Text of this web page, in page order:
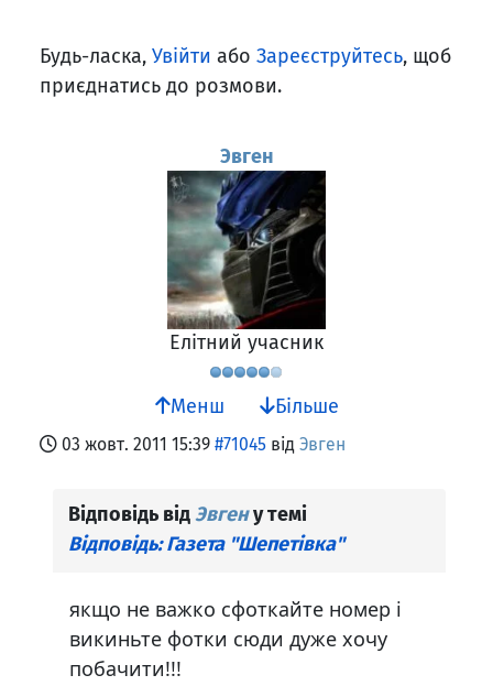
Будь-ласка, Увійти або Зареєструйтесь, щоб
приєднатись до розмови.
Эвген
Елітний учасник
Менш Більше
03 жовт. 2011 15:39 #71045 від Эвген
Відповідь відЭвгену темі
Відповідь: Газета "Шепетівка"
якщо не важко сфоткайте номер і
викиньте фотки сюди дуже хочу
побачити!!!